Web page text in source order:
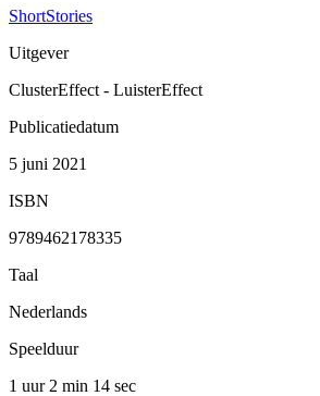
ShortStories
Uitgever
ClusterEffect - LuisterEffect
Publicatiedatum
5 juni 2021
ISBN
9789462178335
Taal
Nederlands
Speelduur
1 uur 2 min 14 sec